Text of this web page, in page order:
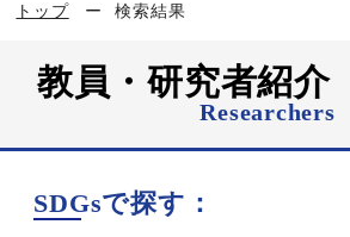
トップ 検索結果
教員・研究者紹介
Researchers
SDGsで探す：